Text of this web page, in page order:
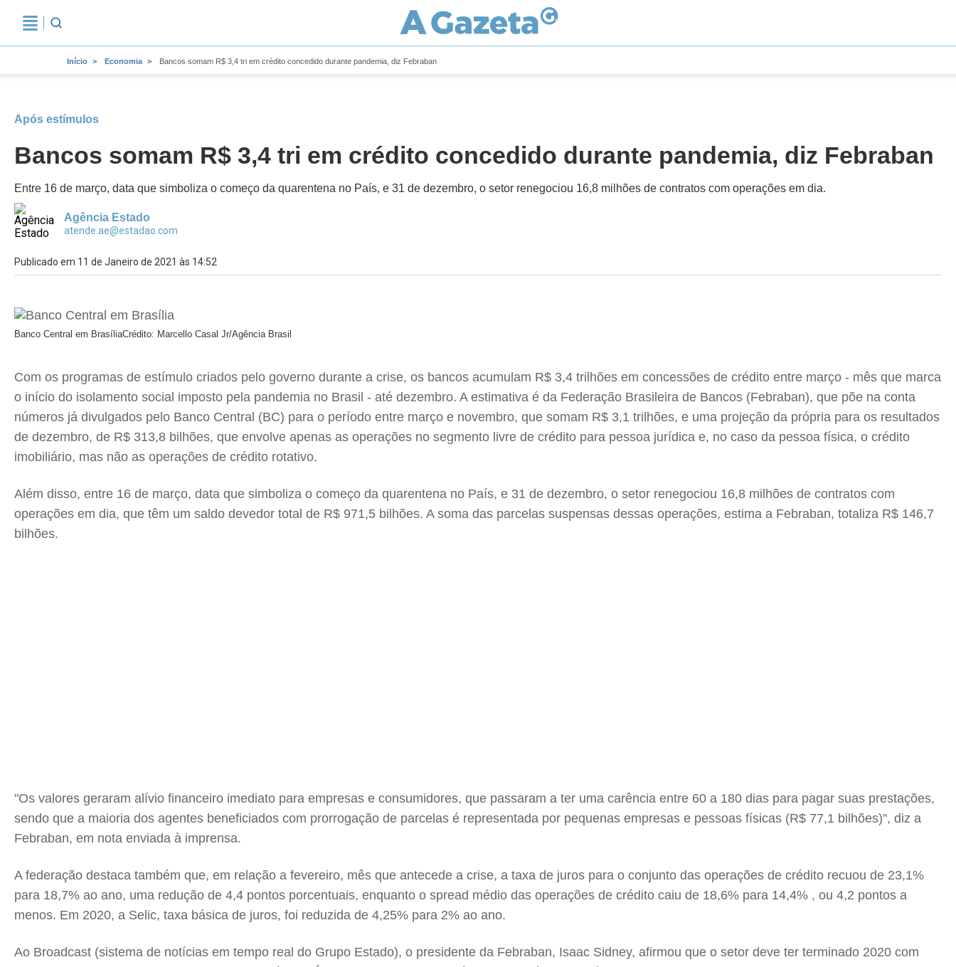
Início Economia Bancos somam R$ 3,4 tri em crédito concedido durante pandemia, diz Febraban
Após estímulos
Bancos somam R$ 3,4 tri em crédito concedido durante pandemia, diz Febraban
Entre 16 de março, data que simboliza o começo da quarentena no País, e 31 de dezembro, o setor renegociou 16,8 milhões de contratos com operações em dia.
Agência Estado
atende.ae@estadao.com
Publicado em 11 de Janeiro de 2021 às 14:52
Banco Central em BrasíliaCrédito: Marcello Casal Jr/Agência Brasil
Com os programas de estímulo criados pelo governo durante a crise, os bancos acumulam R$ 3,4 trilhões em concessões de crédito entre março - mês que marca
o início do isolamento social imposto pela pandemia no Brasil - até dezembro. A estimativa é da Federação Brasileira de Bancos (Febraban), que põe na conta
números já divulgados pelo Banco Central (BC) para o período entre março e novembro, que somam R$ 3,1 trilhões, e uma projeção da própria para os resultados
de dezembro, de R$ 313,8 bilhões, que envolve apenas as operações no segmento livre de crédito para pessoa jurídica e, no caso da pessoa física, o crédito
imobiliário, mas não as operações de crédito rotativo.
Além disso, entre 16 de março, data que simboliza o começo da quarentena no País, e 31 de dezembro, o setor renegociou 16,8 milhões de contratos com
operações em dia, que têm um saldo devedor total de R$ 971,5 bilhões. A soma das parcelas suspensas dessas operações, estima a Febraban, totaliza R$ 146,7
bilhões.
"Os valores geraram alívio financeiro imediato para empresas e consumidores, que passaram a ter uma carência entre 60 a 180 dias para pagar suas prestações,
sendo que a maioria dos agentes beneficiados com prorrogação de parcelas é representada por pequenas empresas e pessoas físicas (R$ 77,1 bilhões)", diz a
Febraban, em nota enviada à imprensa.
A federação destaca também que, em relação a fevereiro, mês que antecede a crise, a taxa de juros para o conjunto das operações de crédito recuou de 23,1%
para 18,7% ao ano, uma redução de 4,4 pontos porcentuais, enquanto o spread médio das operações de crédito caiu de 18,6% para 14,4% , ou 4,2 pontos a
menos. Em 2020, a Selic, taxa básica de juros, foi reduzida de 4,25% para 2% ao ano.
Ao Broadcast (sistema de notícias em tempo real do Grupo Estado), o presidente da Febraban, Isaac Sidney, afirmou que o setor deve ter terminado 2020 com